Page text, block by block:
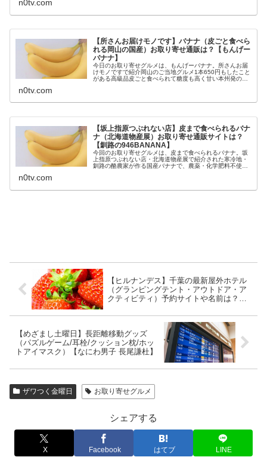
n0tv.com
【所さんお届けモノです】バナナ（皮ごと食べら
れる岡山の国産）お取り寄せ通販は？【もんげー
バナナ】
今日のお取り寄せグルメは、もんげーバナナ。所さんお届
けモノですで紹介岡山のご当地グルメ1本650円もしたこと
がある高級品皮ごと食べられて糖度も高く甘い本州発の露
n0tv.com
【坂上指原つぶれない店】皮まで食べられるバナ
ナ（北海道物産展）お取り寄せ通販サイトは？
【釧路の946BANANA】
今回のお取り寄せグルメは、皮まで食べられるバナナ。坂
上指原つぶれない店・北海道物産展で紹介された寒冷地・
釧路の酪農家が作る国産バナナで、農薬・化学肥料不使用
n0tv.com
【ヒルナンデス】千葉の最新屋外ホテル
（グランピングテント・アウトドア・ア
クティビティ）予約サイトや名前は？
【めざまし土曜日】長距離移動グッズ
（パズルゲーム/耳栓/クッション枕/ホッ
トアイマスク）【なにわ男子 長尾謙杜】
ザワつく金曜日 お取り寄せグルメ
シェアする
X Facebook はてブ LINE